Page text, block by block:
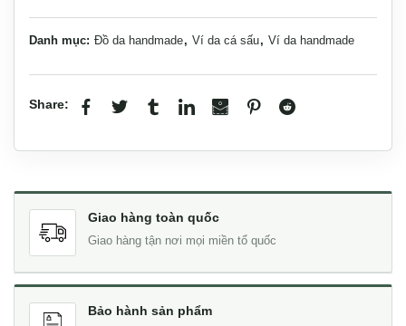
Danh mục: Đồ da handmade, Ví da cá sấu, Ví da handmade
Share:
Giao hàng toàn quốc
Giao hàng tận nơi mọi miền tổ quốc
Bảo hành sản phẩm